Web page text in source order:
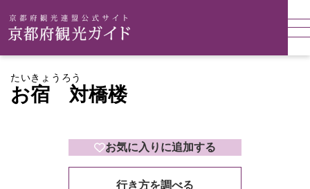
お宿 対橋楼
たいきょうろう
お気に入りに追加する
行き方を調べる